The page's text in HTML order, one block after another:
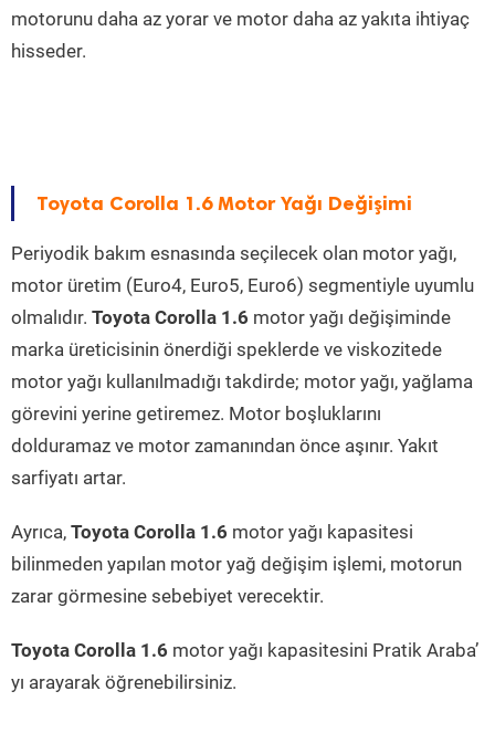
motorunu daha az yorar ve motor daha az yakıta ihtiyaç
hisseder.
Toyota Corolla 1.6 Motor Yağı Değişimi
Periyodik bakım esnasında seçilecek olan motor yağı,
motor üretim (Euro4, Euro5, Euro6) segmentiyle uyumlu
olmalıdır. Toyota Corolla 1.6 motor yağı değişiminde
marka üreticisinin önerdiği speklerde ve viskozitede
motor yağı kullanılmadığı takdirde; motor yağı, yağlama
görevini yerine getiremez. Motor boşluklarını
dolduramaz ve motor zamanından önce aşınır. Yakıt
sarfiyatı artar.
Ayrıca, Toyota Corolla 1.6 motor yağı kapasitesi
bilinmeden yapılan motor yağ değişim işlemi, motorun
zarar görmesine sebebiyet verecektir.
Toyota Corolla 1.6 motor yağı kapasitesini Pratik Araba’
yı arayarak öğrenebilirsiniz.